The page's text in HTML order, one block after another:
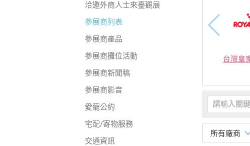
洽邀外商人士來臺觀展
參展商列表
參展商產品
參展商攤位活動
參展商新聞稿
參展商影音
愛寵公約
宅配/寄物服務
交通資訊
所有廠商